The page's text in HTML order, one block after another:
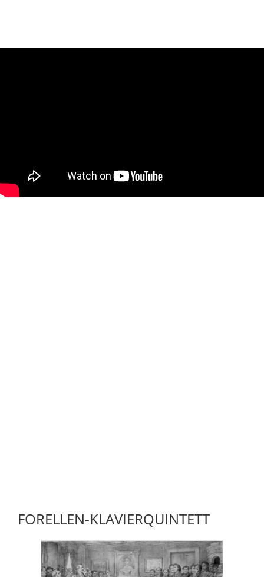
FORELLEN-KLAVIERQUINTETT